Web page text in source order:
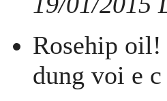
Rosehip oil!
dung voi e c